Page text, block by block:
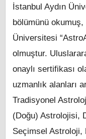
İstanbul Aydın
bölümünü okumuş,
Üniversitesi
olmuştur.
onaylı sertifikası
uzmanlık alanları
Tradisyonel
(Doğu) Astrolojisi,
Seçimsel